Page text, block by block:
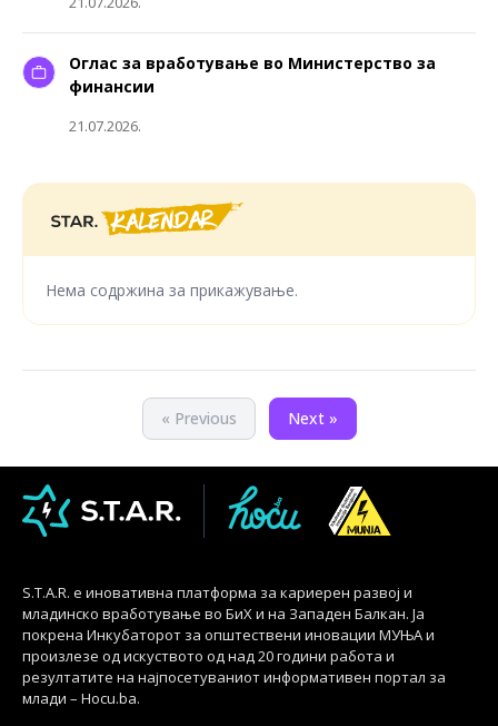
Оглас за вработување во Министерство за
финансии
21.07.2026.
Нема содржина за прикажување.
« Previous Next »
S.T.A.R. е иновативна платформа за кариерен развој и
младинско вработување во БиХ и на Западен Балкан. Ја
покрена Инкубаторот за општествени иновации МУЊА и
произлезе од искуството од над 20 години работа и
резултатите на најпосетуваниот информативен портал за
млади – Hocu.ba.